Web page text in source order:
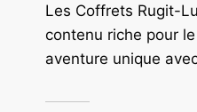
Les Coffrets Rugit-
contenu riche pour
aventure unique